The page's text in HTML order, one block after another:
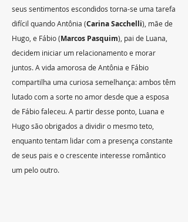
seus sentimentos escondidos torna-se uma tarefa
difícil quando Antônia (Carina Sacchelli), mãe de
Hugo, e Fábio (Marcos Pasquim), pai de Luana,
decidem iniciar um relacionamento e morar
juntos. A vida amorosa de Antônia e Fábio
compartilha uma curiosa semelhança: ambos têm
lutado com a sorte no amor desde que a esposa
de Fábio faleceu. A partir desse ponto, Luana e
Hugo são obrigados a dividir o mesmo teto,
enquanto tentam lidar com a presença constante
de seus pais e o crescente interesse romântico
um pelo outro.